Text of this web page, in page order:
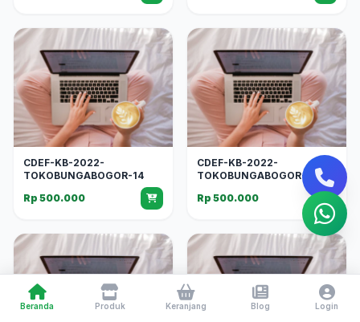
CDEF-KB-2022-
TOKOBUNGABOGOR-14
Rp 500.000
CDEF-KB-2022-
TOKOBUNGABOGOR-13
Rp 500.000
Beranda Produk Keranjang Blog Login